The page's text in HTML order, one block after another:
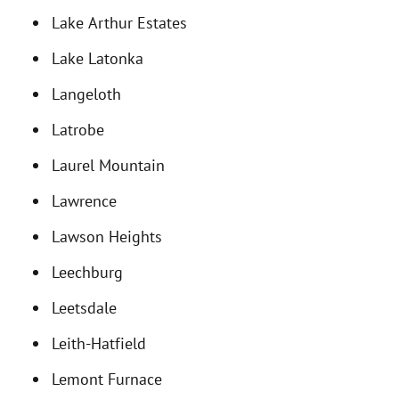
Lake Arthur Estates
Lake Latonka
Langeloth
Latrobe
Laurel Mountain
Lawrence
Lawson Heights
Leechburg
Leetsdale
Leith-Hatfield
Lemont Furnace